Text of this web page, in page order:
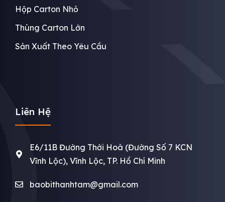
Hộp Carton Nhỏ
Thùng Carton Lớn
Sản Xuất Theo Yêu Cầu
Liên Hệ
E6/11B Đường Thới Hoà (Đường Số 7 KCN
Vĩnh Lộc), Vĩnh Lộc, TP. Hồ Chí Minh
baobithanhtam@gmail.com